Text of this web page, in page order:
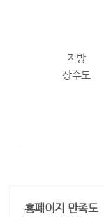
지방
상수도
홈페이지 만족도